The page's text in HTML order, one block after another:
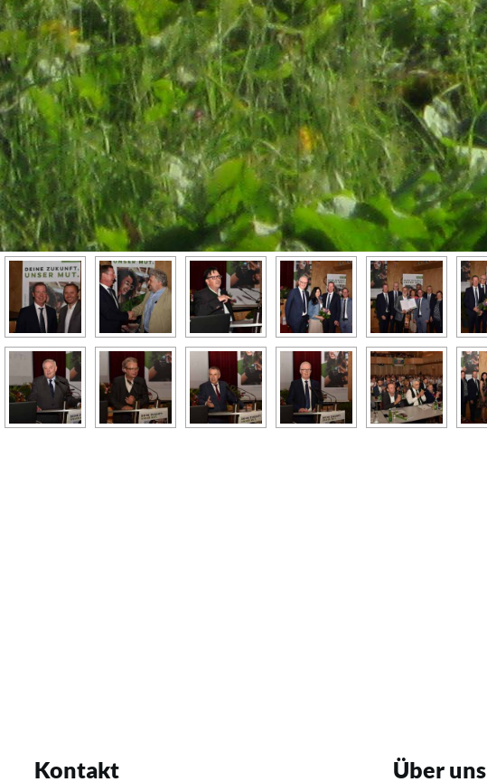
Kontakt Über uns